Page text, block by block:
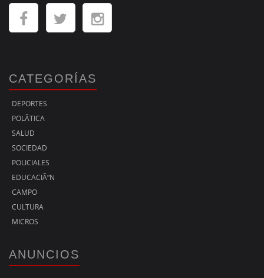
CATEGORÍAS
DEPORTES
POLÃ­TICA
SALUD
SOCIEDAD
POLICIALES
EDUCACIÃ“N
CAMPO
CULTURA
MICROS
ANUNCIOS